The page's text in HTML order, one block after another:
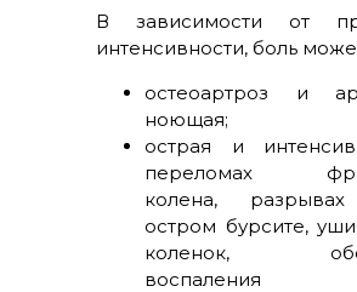
В зависимости от
интенсивности, боль
остеоартроз и
ноющая;
острая и
переломах
колена,
остром бурсите,
коленок,
воспаления